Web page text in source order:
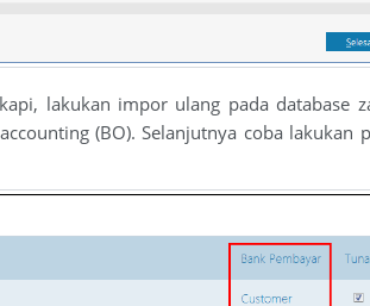
lakukan impor ulang pada database
(BO). Selanjutnya coba lakukan